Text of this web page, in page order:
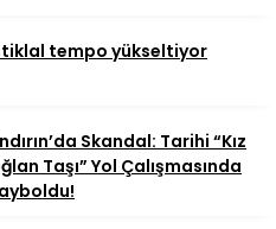
tempo yükseltiyor
Skandal: Tarihi “Kız
Taşı” Yol Çalışmasında